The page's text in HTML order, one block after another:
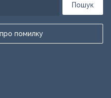
Пошук
помилку